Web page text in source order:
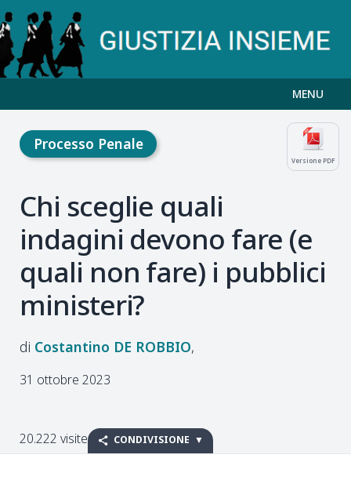
MENU
Versione PDF
Processo Penale
Chi sceglie quali
indagini devono fare (e
quali non fare) i pubblici
ministeri?
Costantino DE ROBBIO
31 ottobre 2023
20.222 visite CONDIVISIONE